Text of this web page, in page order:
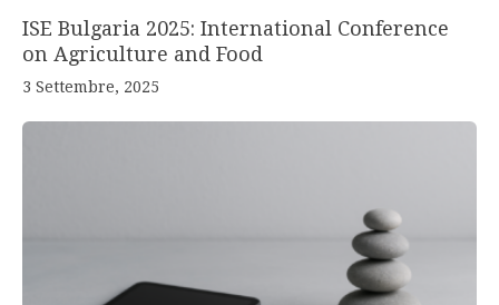
ISE Bulgaria 2025: International Conference
on Agriculture and Food
3 Settembre, 2025